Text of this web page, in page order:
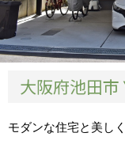
大阪府池田市
モダンな住宅と美し